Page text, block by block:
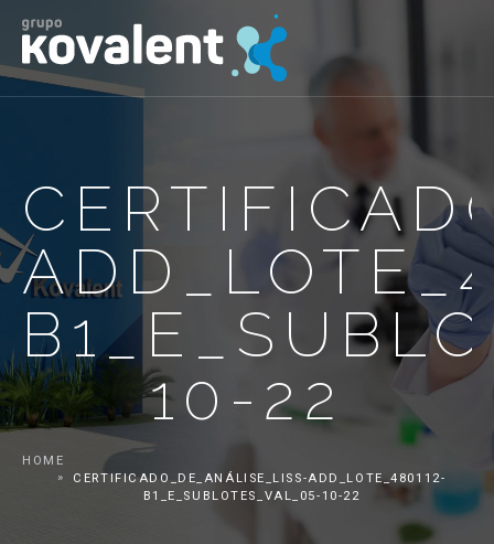
10-22
HOME
CERTIFICADO_DE_ANÁLISE_LISS-ADD_LOTE_480112-
B1_E_SUBLOTES_VAL_05-10-22